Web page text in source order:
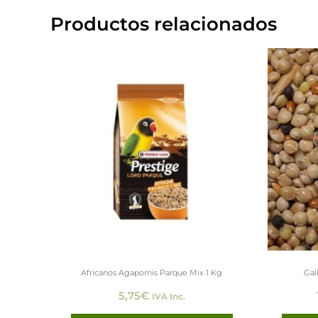
Productos relacionados
Africanos Agapornis Parque Mix 1 Kg
5,75€ IVA Inc.